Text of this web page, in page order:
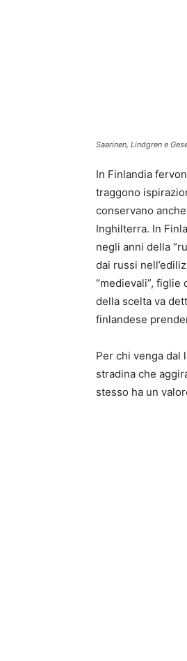
Saarinen, Lindgren e
In Finlandia
traggono
conservano
Inghilterra. In
negli anni della
dai russi
“medievali”,
della scelta va
finlandese
Per chi venga dal
stradina che
stesso ha un